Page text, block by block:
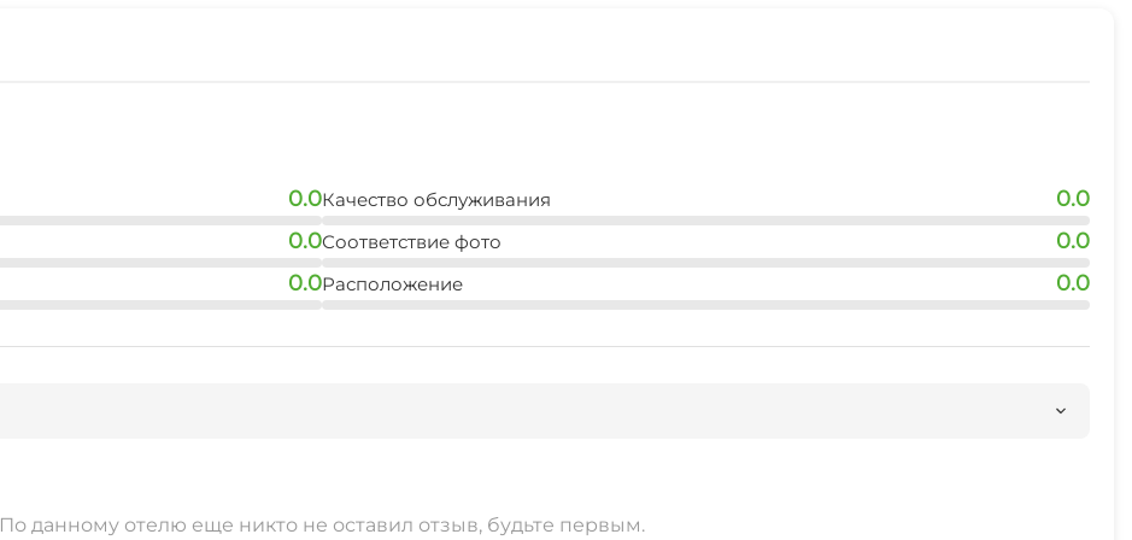
0.0
0.0
0.0
Качество обслуживания 0.0
Соответствие фото 0.0
Расположение 0.0
По данному отелю еще никто не оставил отзыв, будьте первым.